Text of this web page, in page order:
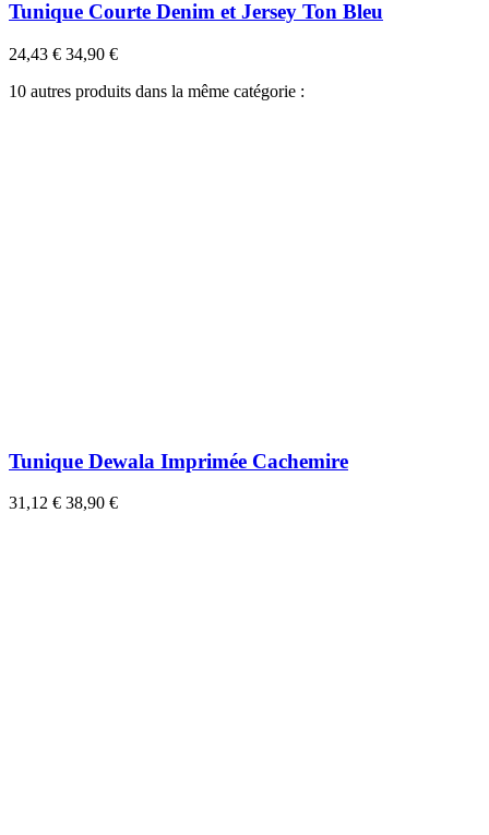
Tunique Courte Denim et Jersey Ton Bleu
24,43 € 34,90 €
10 autres produits dans la même catégorie :
Tunique Dewala Imprimée Cachemire
31,12 € 38,90 €